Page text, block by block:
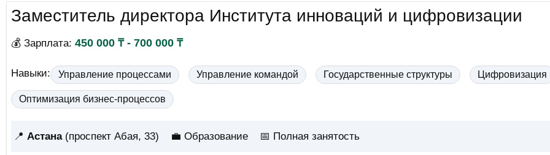
Заместитель директора Института инноваций и цифровизации
💰 Зарплата: 450 000 ₸ - 700 000 ₸
Навыки: Управление процессами Управление командой Государственные структуры Цифровизация
Оптимизация бизнес-процессов
📍 Астана(проспект Абая, 33) 💼 Образование 📅 Полная занятость